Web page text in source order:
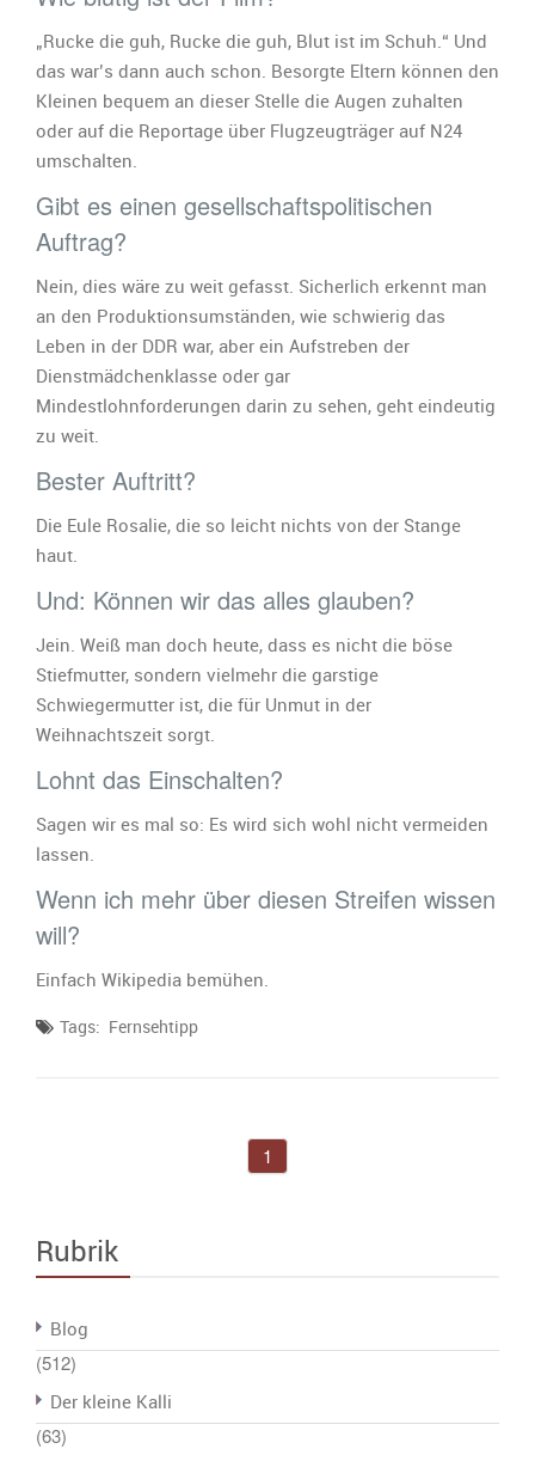
„Rucke die guh, Rucke die guh, Blut ist im Schuh.“ Und
das war’s dann auch schon. Besorgte Eltern können den
Kleinen bequem an dieser Stelle die Augen zuhalten
oder auf die Reportage über Flugzeugträger auf N24
umschalten.
Gibt es einen gesellschaftspolitischen
Auftrag?
Nein, dies wäre zu weit gefasst. Sicherlich erkennt man
an den Produktionsumständen, wie schwierig das
Leben in der DDR war, aber ein Aufstreben der
Dienstmädchenklasse oder gar
Mindestlohnforderungen darin zu sehen, geht eindeutig
zu weit.
Bester Auftritt?
Die Eule Rosalie, die so leicht nichts von der Stange
haut.
Und: Können wir das alles glauben?
Jein. Weiß man doch heute, dass es nicht die böse
Stiefmutter, sondern vielmehr die garstige
Schwiegermutter ist, die für Unmut in der
Weihnachtszeit sorgt.
Lohnt das Einschalten?
Sagen wir es mal so: Es wird sich wohl nicht vermeiden
lassen.
Wenn ich mehr über diesen Streifen wissen
will?
Einfach Wikipedia bemühen.
Tags: Fernsehtipp
1
Rubrik
Blog
(512)
Der kleine Kalli
(63)